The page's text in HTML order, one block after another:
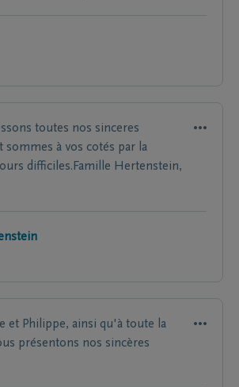
toutes nos sinceres
sommes à vos cotés par la
difficiles.Famille Hertenstein,
et Philippe, ainsi qu'à toute la
présentons nos sincères